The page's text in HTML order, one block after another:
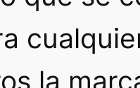
la